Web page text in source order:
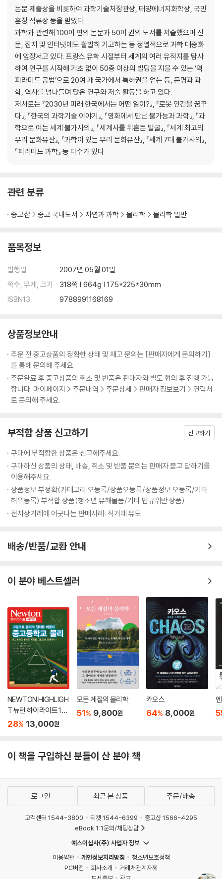
논문 제출상을 비롯하여 과학기술처장관상, 태양에너지화학상, 국민
훈장 석류상 등을 받았다.
과학과 관련해 100여 편의 논문과 50여 권의 도서를 저술했으며 신
문, 잡지 및 인터넷에도 활발히 기고하는 등 정열적으로 과학 대중화
에 앞장서고 있다. 프랑스 유학 시절부터 세계의 여러 유적지를 탐사
하여 연구를 시작해 기초 없이 50층 이상의 빌딩을 지을 수 있는 ‘역
피라미드 공법’으로 20여 개 국가에서 특허권을 얻는 등, 문명과 과
학, 역사를 넘나들며 많은 연구와 저술 활동을 하고 있다.
저서로는 『2030년 미래 한국에서는 어떤 일이?』, 『로봇 인간을 꿈꾸
다』, 『한국의 과학기술 이야기』, 『영화에서 만난 불가능과 과학』, 『과
학으로 여는 세계 불가사의』, 『세계사를 뒤흔든 발굴』, 『세계 최고의
우리 문화유산』, 『과학이 있는 우리 문화유산』, 『세계 7대 불가사의』,
『피라미드 과학』 등 다수가 있다.
관련 분류
중고샵 중고 국내도서 자연과 과학 물리학 물리학 일반
품목정보
발행일
2007년 05월 01일
쪽수, 무게, 크기
318쪽 | 664g | 175*225*30mm
ISBN13
9788991168169
상품정보안내
주문 전 중고상품의 정확한 상태 및 재고 문의는 [판매자에게 문의하기]
를 통해 문의해 주세요.
주문완료 후 중고상품의 취소 및 반품은 판매자와 별도 협의 후 진행 가능
합니다. 마이페이지 > 주문내역 > 주문상세 > 판매자 정보보기 > 연락처
로 문의해 주세요.
부적합 상품 신고하기 신고하기
구매에 부적합한 상품은 신고해주세요.
구매하신 상품의 상태, 배송, 취소 및 반품 문의는 판매자 묻고 답하기를
이용해주세요.
상품정보 부정확(카테고리 오등록/상품오등록/상품정보 오등록/기타
허위등록) 부적합 상품(청소년 유해물품/기타 법규위반 상품)
전자상거래에 어긋나는 판매사례: 직거래 유도
배송/반품/교환 안내
이 분야 베스트셀러
NEWTON HIGHLIGH
T 뉴턴 하이라이트 129
중고등학교 물리
28% 13,000원
모든 계절의 물리학
51% 9,800원
카오스
64% 8,000원
이 책을 구입하신 분들이 산 분야 책
로그인 최근 본 상품 주문/배송
고객센터 1544-3800 티켓 1544-6399
중고샵 1566-4295
eBook 1:1문의/채팅상담
예스이십사(주) 사업자 정보
이용약관
개인정보처리방침
청소년보호정책
PC버전
회사소개
거래처관계자께